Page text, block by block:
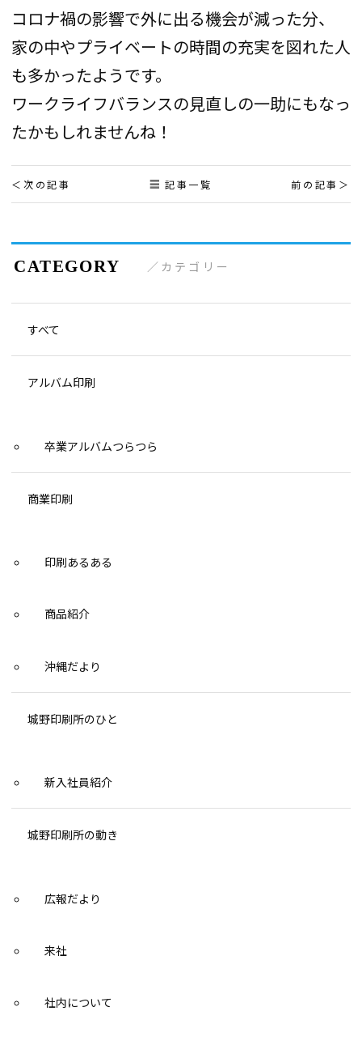
コロナ禍の影響で外に出る機会が減った分、
家の中やプライベートの時間の充実を図れた人
も多かったようです。
ワークライフバランスの見直しの一助にもなっ
たかもしれませんね！
投
稿
ビ
ゲー
ショ
ン
前の記事
次の記事 記事一覧
カテゴリー
すべて
アルバム印刷
卒業アルバムつらつら
商業印刷
印刷あるある
商品紹介
沖縄だより
城野印刷所のひと
新入社員紹介
城野印刷所の動き
広報だより
来社
社内について